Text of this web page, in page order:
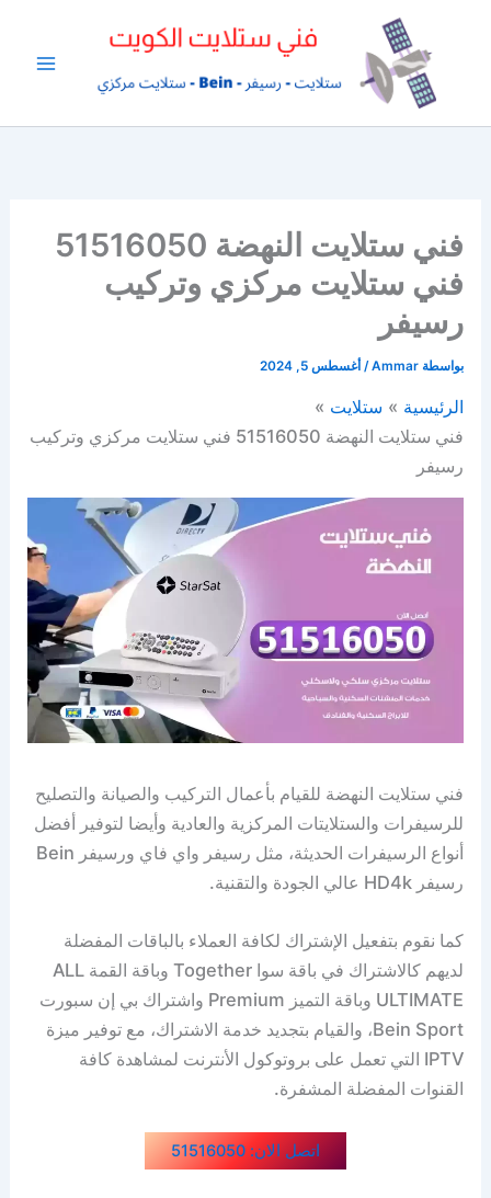
فني ستلايت النهضة 51516050
فني ستلايت مركزي وتركيب
رسيفر
بواسطة Ammar
/ أغسطس 5, 2024
الرئيسية
ستلايت
فني ستلايت النهضة 51516050 فني ستلايت مركزي وتركيب
رسيفر
فني ستلايت النهضة للقيام بأعمال التركيب والصيانة والتصليح
للرسيفرات والستلايتات المركزية والعادية وأيضا لتوفير أفضل
أنواع الرسيفرات الحديثة، مثل رسيفر واي فاي ورسيفر Bein
رسيفر HD4k عالي الجودة والتقنية.
كما نقوم بتفعيل الإشتراك لكافة العملاء بالباقات المفضلة
لديهم كالاشتراك في باقة سوا Together وباقة القمة ALL
ULTIMATE وباقة التميز Premium واشتراك بي إن سبورت
Bein Sport، والقيام بتجديد خدمة الاشتراك، مع توفير ميزة
IPTV التي تعمل على بروتوكول الأنترنت لمشاهدة كافة
القنوات المفضلة المشفرة.
اتصل الان: 51516050